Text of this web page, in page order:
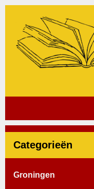
Categorieën
Groningen